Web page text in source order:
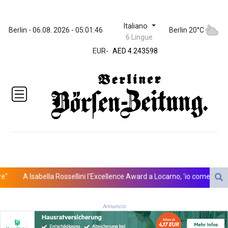
Berlin - 06.08. 2026 - 05:01:46 Italiano
6 Lingue
Berlin 20°C
EUR-
ZWL 372.073259
AED 4.243598
AED 4.243598
ALL 93.252722
AMD
423.077847
AOA
1060.756747
AZN 1.965146
BDT 142.954868
BHD 0.435742
A Isabella Rossellini l'Excellence Award a Locarno, 'io come mio
Annuncio